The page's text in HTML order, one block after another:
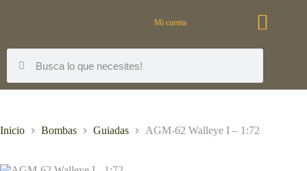
Mi cuenta
Inicio Bombas Guiadas AGM-62 Walleye I – 1:72